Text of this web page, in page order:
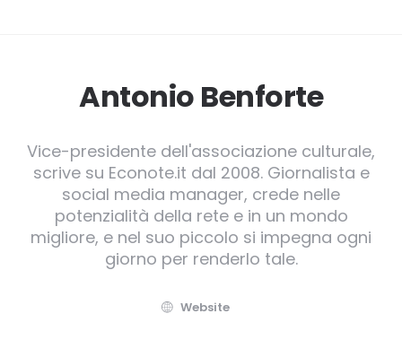
Antonio Benforte
Vice-presidente dell'associazione culturale,
scrive su Econote.it dal 2008. Giornalista e
social media manager, crede nelle
potenzialità della rete e in un mondo
migliore, e nel suo piccolo si impegna ogni
giorno per renderlo tale.
Website